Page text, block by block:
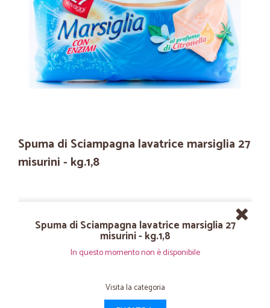
Spuma di Sciampagna lavatrice marsiglia 27
misurini - kg.1,8
Spuma di Sciampagna lavatrice marsiglia 27
misurini - kg.1,8
In questo momento non è disponibile
Visita la categoria